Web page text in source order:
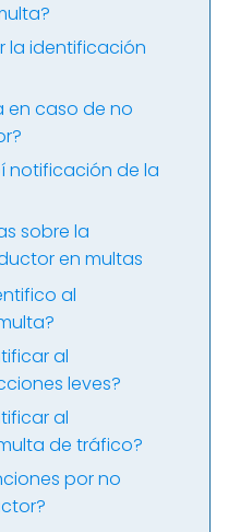
la identificación
en caso de no
notificación de la
sobre la
en multas
al
al
leves?
al
de tráfico?
por no